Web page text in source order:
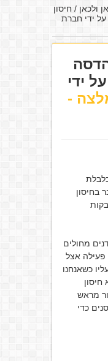
ולכאן /חיסון
ידי חברת
ידי
-
בחיסון
מחולים
פעילה אצל
כשאנחנו
חיסון
מראש
כדי